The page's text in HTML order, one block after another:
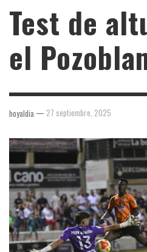
Test de
el
hoyaldia — 27 septiembre, 2025